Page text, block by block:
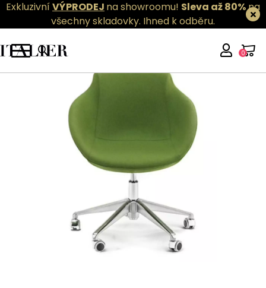
ExkluzivníVÝPRODEJ na showroomu! Sleva až 80%na
všechny skladovky. Ihned k odběru.
0